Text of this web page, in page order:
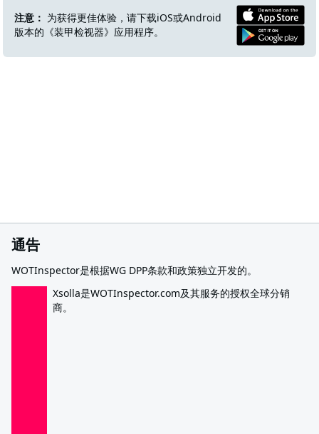
注意： 为获得更佳体验，请下载iOS或Android
版本的《装甲检视器》应用程序。
通告
WOTInspector是根据WG DPP条款和政策独立开发的。
Xsolla是WOTInspector.com及其服务的授权全球分销
商。